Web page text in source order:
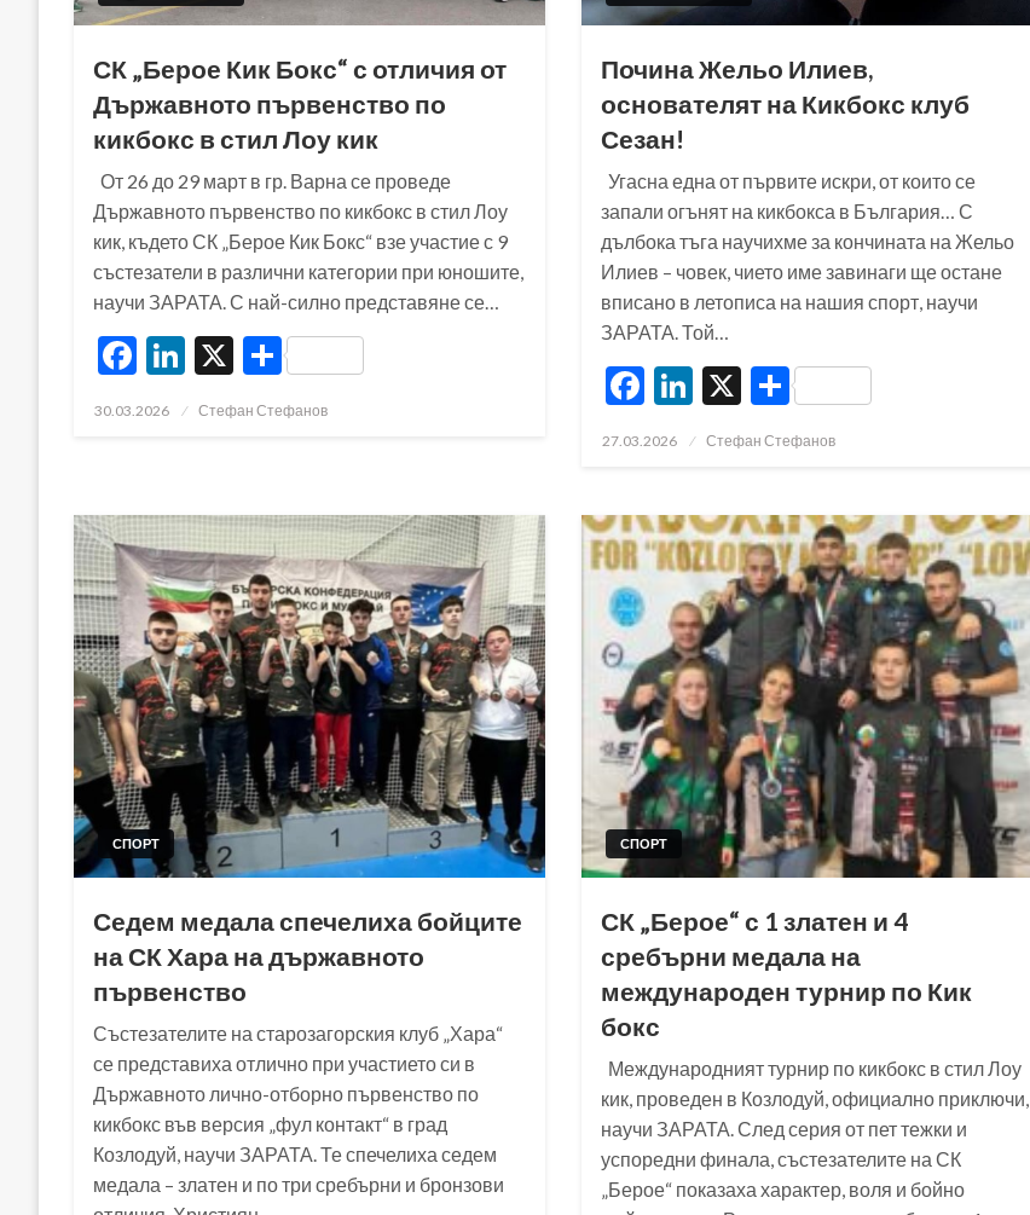
СК „Берое Кик Бокс“ с отличия от
Държавното първенство по
кикбокс в стил Лоу кик
От 26 до 29 март в гр. Варна се проведе
Държавното първенство по кикбокс в стил Лоу
кик, където СК „Берое Кик Бокс“ взе участие с 9
състезатели в различни категории при юношите,
научи ЗАРАТА. С най-силно представяне се…
Facebook
LinkedIn
X Share
Posted
30.03.2026 Стефан Стефанов
Почина Жельо Илиев,
основателят на Кикбокс клуб
Сезан!
Угасна една от първите искри, от които се
запали огънят на кикбокса в България… С
дълбока тъга научихме за кончината на Жельо
Илиев – човек, чието име завинаги ще остане
вписано в летописа на нашия спорт, научи
ЗАРАТА. Той…
Facebook
LinkedIn
X Share
Posted
27.03.2026 Стефан Стефанов
СПОРТ
Седем медала спечелиха бойците
на СК Хара на държавното
първенство
Състезателите на старозагорския клуб „Хара“
се представиха отлично при участието си в
Държавното лично-отборно първенство по
кикбокс във версия „фул контакт“ в град
Козлодуй, научи ЗАРАТА. Те спечелиха седем
медала – златен и по три сребърни и бронзови
СПОРТ
СК „Берое“ с 1 златен и 4
сребърни медала на
международен турнир по Кик
бокс
Международният турнир по кикбокс в стил Лоу
кик, проведен в Козлодуй, официално приключи,
научи ЗАРАТА. След серия от пет тежки и
успоредни финала, състезателите на СК
„Берое“ показаха характер, воля и бойно